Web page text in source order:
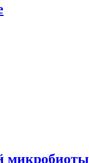
микробиоты